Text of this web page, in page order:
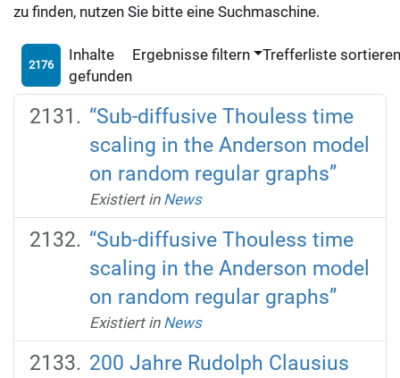
zu finden, nutzen Sie bitte eine Suchmaschine.
2176
Inhalte
gefunden
Ergebnisse filtern Trefferliste
“Sub-diffusive Thouless time
scaling in the Anderson model
on random regular graphs”
Existiert in News
“Sub-diffusive Thouless time
scaling in the Anderson model
on random regular graphs”
Existiert in News
200 Jahre Rudolph Clausius